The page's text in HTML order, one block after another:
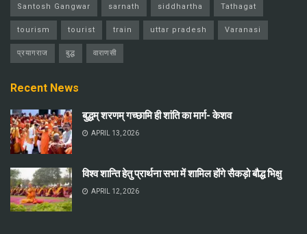
Santosh Gangwar sarnath siddhartha Tathagat
tourism tourist train uttar pradesh Varanasi
प्रयागराज बुद्ध वाराणसी
Recent News
बुद्धम् शरणम् गच्छामि ही शांति का मार्ग- केशव
APRIL 13, 2026
विश्व शान्ति हेतु प्रार्थना सभा में शामिल होंगे सैकड़ो बौद्ध भिक्षु
APRIL 12, 2026